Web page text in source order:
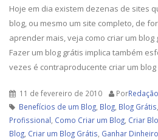
Hoje em dia existem dezenas de sites
blog, ou mesmo um site completo, de
aprender mais, veja como criar um blog
Fazer um blog grátis implica também
vezes é contraproducente criar um
11 de fevereiro de 2010 PorRedação
Benefícios de um Blog Blog Blog Grátis
Profissional Como Criar um Blog Criar
Blog Criar um Blog Grátis Ganhar Dinheiro